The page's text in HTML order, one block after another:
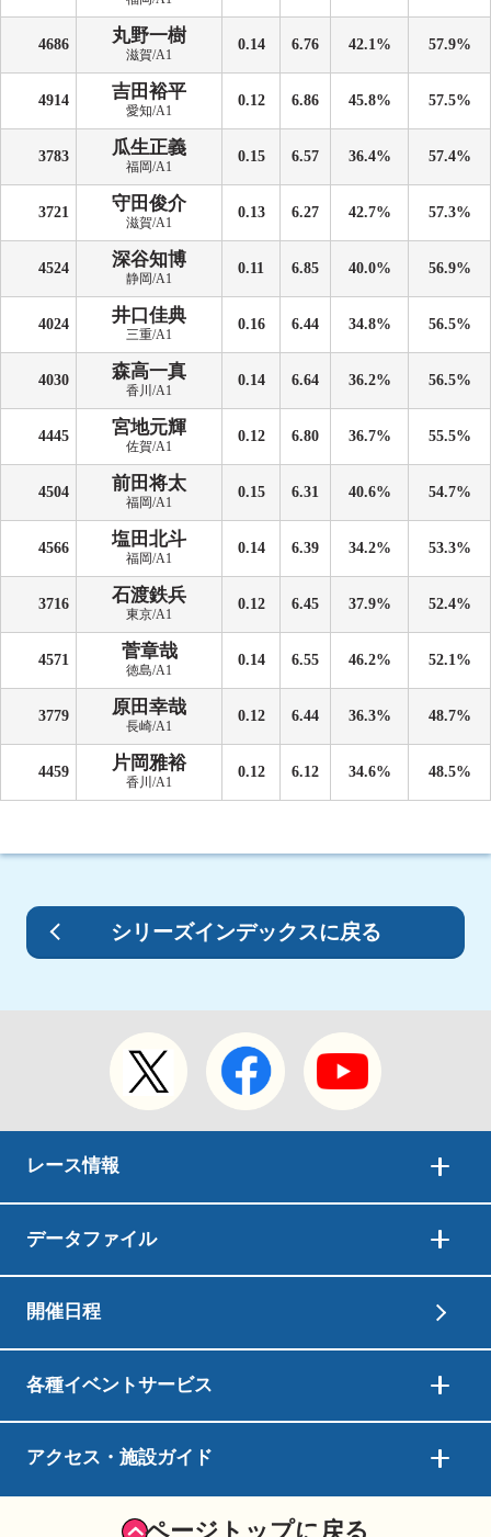
4686 丸野一樹
滋賀/A1
0.14 6.76 42.1% 57.9%
4914 吉田裕平
愛知/A1
0.12 6.86 45.8% 57.5%
3783 瓜生正義
福岡/A1
0.15 6.57 36.4% 57.4%
3721 守田俊介
滋賀/A1
0.13 6.27 42.7% 57.3%
4524 深谷知博
静岡/A1
0.11 6.85 40.0% 56.9%
4024 井口佳典
三重/A1
0.16 6.44 34.8% 56.5%
4030 森高一真
香川/A1
0.14 6.64 36.2% 56.5%
4445 宮地元輝
佐賀/A1
0.12 6.80 36.7% 55.5%
4504 前田将太
福岡/A1
0.15 6.31 40.6% 54.7%
4566 塩田北斗
福岡/A1
0.14 6.39 34.2% 53.3%
3716 石渡鉄兵
東京/A1
0.12 6.45 37.9% 52.4%
4571 菅章哉
徳島/A1
0.14 6.55 46.2% 52.1%
3779 原田幸哉
長崎/A1
0.12 6.44 36.3% 48.7%
4459 片岡雅裕
香川/A1
0.12 6.12 34.6% 48.5%
シリーズインデックスに戻る
レース情報
データファイル
開催日程
各種イベントサービス
アクセス・施設ガイド
ページトップに戻る